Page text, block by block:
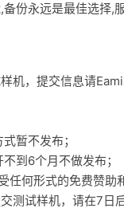
份永远是最佳选择,
机，提交信息请
暂不发布；
到6个月不做发布；
任何形式的免费赞助
测试样机，请在7日